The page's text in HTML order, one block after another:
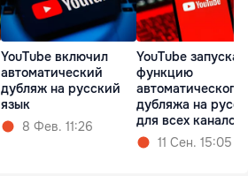
YouTube включил
автоматический
дубляж на русский
язык
8 Фев. 11:26
YouTube
функцию
автоматического
дубляжа на
для всех каналов
11 Сен. 15:05